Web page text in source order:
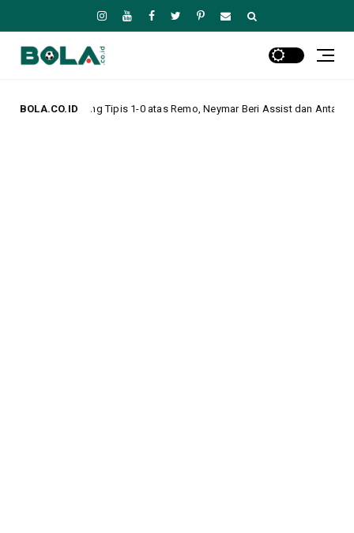
BOLA.CO.ID
1-0 atas Remo, Neymar Beri Assist dan Antar Tim Lolos ke Perempat